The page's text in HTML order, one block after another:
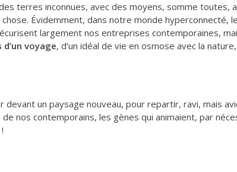
terres inconnues, avec des moyens, somme toutes,
Évidemment, dans notre monde hyperconnecté,
largement nos entreprises contemporaines,
voyage, d’un idéal de vie en osmose avec la
devant un paysage nouveau, pour repartir, ravi, mais
nos contemporains, les gènes qui animaient, par
!